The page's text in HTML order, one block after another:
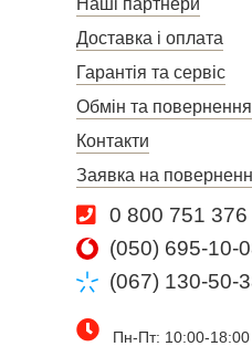
Наші партнери
Доставка і оплата
Гарантія та сервіс
Обмін та повернення
Контакти
Заявка на
0 800 751 376
(050) 695-10-
(067) 130-50-
Пн-Пт: 10:00-18:00